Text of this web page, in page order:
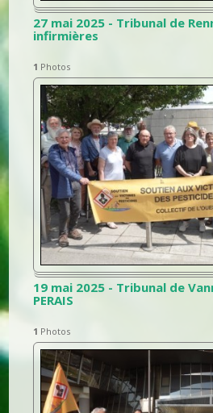
27 mai 2025 - Tribunal de
infirmières
1 Photos
19 mai 2025 - Tribunal de
PERAIS
1 Photos